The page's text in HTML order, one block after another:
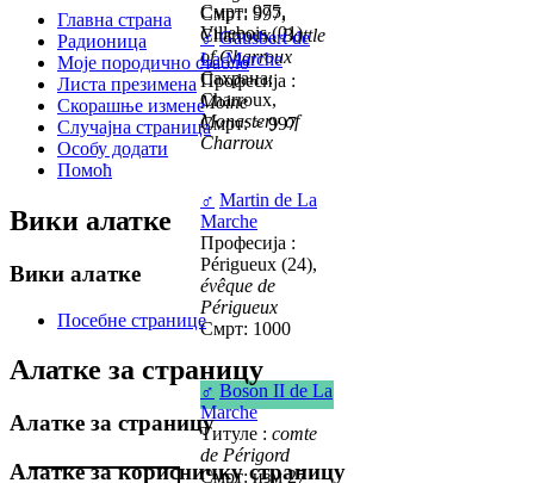
Смрт: 997,
Charroux,Battle
of Charroux
Сахрана:
Charroux,
Monastery of
Charroux
Смрт: 975,
Villebois (01)
♂ Gausbert de
La Marche
Професија :
Moine
Смрт: > 997
♂ Martin de La
Marche
Професија :
Périgueux (24),
évêque de
Périgueux
Смрт: 1000
♂ Boson II de La
Marche
Титуле : comte
de Périgord
Смрт: изм 27
Главна страна
Радионица
Моје породично стабло
Листа презимена
Скорашње измене
Случајна страница
Особу додати
Помоћ
Вики алатке
Вики алатке
Посебне странице
Алатке за страницу
Алатке за страницу
Алатке за корисничку страницу